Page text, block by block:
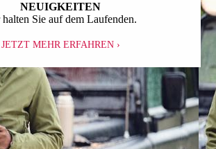
NEUIGKEITEN
Sie auf dem Laufenden.
JETZT MEHR ERFAHREN ›